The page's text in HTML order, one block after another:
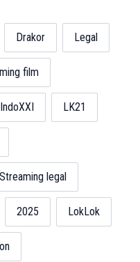
Drakor Legal
film
IndoXXI LK21
Streaming legal
2025 LokLok